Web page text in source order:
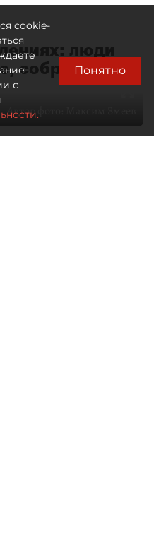
люди
собранное
Автор фото:
cookie-
с
Понятно